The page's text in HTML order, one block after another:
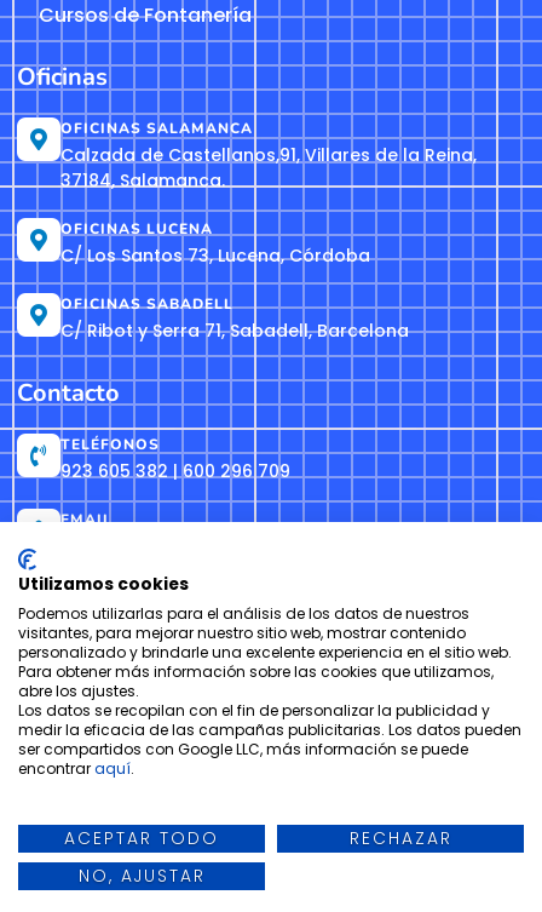
Cursos de Fontanería
Oficinas
OFICINAS SALAMANCA
Calzada de Castellanos,91, Villares de la Reina,
37184, Salamanca.
OFICINAS LUCENA
C/ Los Santos 73, Lucena, Córdoba
OFICINAS SABADELL
C/ Ribot y Serra 71, Sabadell, Barcelona
Contacto
TELÉFONOS
923 605 382 | 600 296 709
EMAIL
Copyright © Centro de Formación Profesional H₂O 1998 –2026
Aviso Legal Política de Privacidad Política de Cookies
Sitio web realizado por M.Velasco
Utilizamos cookies
Podemos utilizarlas para el análisis de los datos de nuestros
visitantes, para mejorar nuestro sitio web, mostrar contenido
personalizado y brindarle una excelente experiencia en el sitio web.
Para obtener más información sobre las cookies que utilizamos,
abre los ajustes.
Los datos se recopilan con el fin de personalizar la publicidad y
medir la eficacia de las campañas publicitarias. Los datos pueden
ser compartidos con Google LLC, más información se puede
encontraraquí.
ACEPTAR TODO
RECHAZAR
NO, AJUSTAR